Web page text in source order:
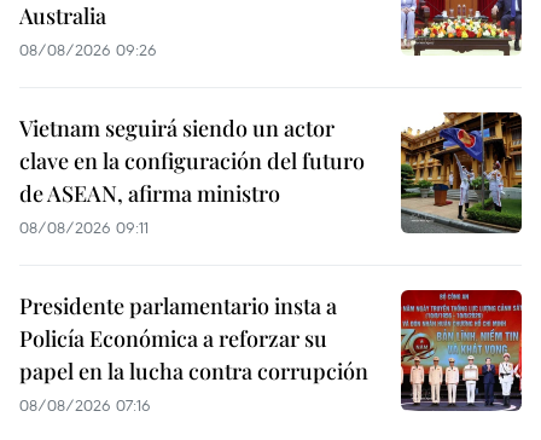
Australia
08/08/2026 09:26
Vietnam seguirá siendo un actor
clave en la configuración del futuro
de ASEAN, afirma ministro
08/08/2026 09:11
Presidente parlamentario insta a
Policía Económica a reforzar su
papel en la lucha contra corrupción
08/08/2026 07:16